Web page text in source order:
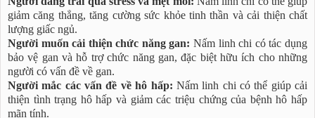
giảm căng thẳng, tăng cường sức khỏe tinh thần và cải thiện chất
lượng giấc ngủ.
Người muốn cải thiện chức năng gan: Nấm linh chi có tác dụng
bảo vệ gan và hỗ trợ chức năng gan, đặc biệt hữu ích cho những
người có vấn đề về gan.
Người mắc các vấn đề về hô hấp: Nấm linh chi có thể giúp cải
thiện tình trạng hô hấp và giảm các triệu chứng của bệnh hô hấp
mãn tính.